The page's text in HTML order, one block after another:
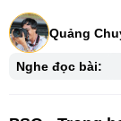
Quảng
Nghe đọc bài: